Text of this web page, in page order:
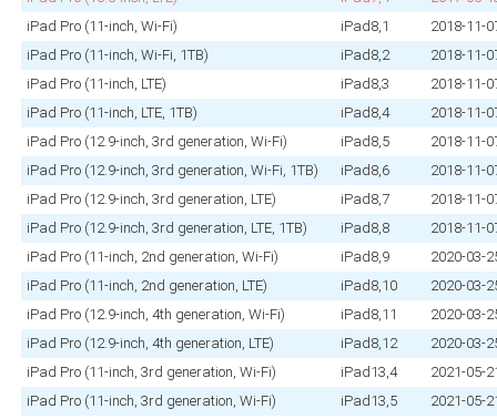
iPad Pro (11‑inch, Wi‑Fi)
iPad8,1
iPad Pro (11‑inch, Wi‑Fi, 1TB)
iPad8,2
iPad Pro (11‑inch, LTE)
iPad8,3
iPad Pro (11‑inch, LTE, 1TB)
iPad8,4
iPad Pro (12.9‑inch, 3rd generation, Wi‑Fi)
iPad8,5
iPad Pro (12.9‑inch, 3rd generation, Wi‑Fi, 1TB)
iPad8,6
iPad Pro (12.9‑inch, 3rd generation, LTE)
iPad8,7
iPad Pro (12.9‑inch, 3rd generation, LTE, 1TB)
iPad8,8
iPad Pro (11‑inch, 2nd generation, Wi‑Fi)
iPad8,9
iPad Pro (11‑inch, 2nd generation, LTE)
iPad8,10
iPad Pro (12.9‑inch, 4th generation, Wi‑Fi)
iPad8,11
iPad Pro (12.9‑inch, 4th generation, LTE)
iPad8,12
iPad Pro (11‑inch, 3rd generation, Wi‑Fi)
iPad13,4
iPad Pro (11‑inch, 3rd generation, Wi‑Fi)
iPad13,5